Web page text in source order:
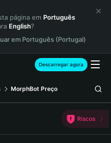
página em Português
English?
em Português (Portugal)
Descarregar agora
MorphBot Preço
Riscos